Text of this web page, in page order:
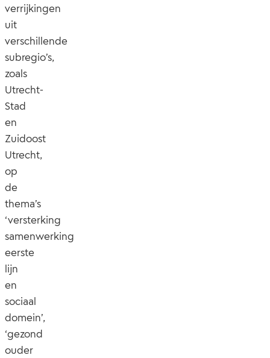
verrijkingen
uit
verschillende
subregio’s,
zoals
Utrecht-
Stad
en
Zuidoost
Utrecht,
op
de
thema’s
‘versterking
samenwerking
eerste
lijn
en
sociaal
domein’,
‘gezond
ouder